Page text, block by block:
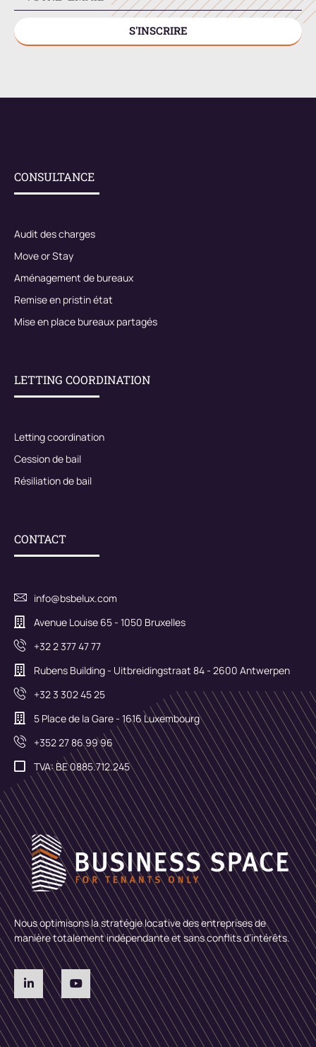
S'INSCRIRE
CONSULTANCE
Audit des charges
Move or Stay
Aménagement de bureaux
Remise en pristin état
Mise en place bureaux partagés
LETTING COORDINATION
Letting coordination
Cession de bail
Résiliation de bail
CONTACT
info@bsbelux.com
Avenue Louise 65 - 1050 Bruxelles
+32 2 377 47 77
Rubens Building - Uitbreidingstraat 84 - 2600 Antwerpen
+32 3 302 45 25
5 Place de la Gare - 1616 Luxembourg
+352 27 86 99 96
TVA: BE 0885.712.245
Nous optimisons la stratégie locative des entreprises de
manière totalement indépendante et sans conflits d’intérêts.